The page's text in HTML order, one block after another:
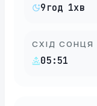
9год 1хв
СХІД СОНЦЯ
05:51